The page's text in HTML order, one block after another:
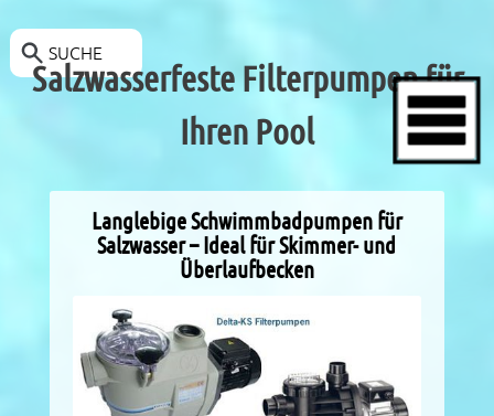
SUCHE
Salzwasserfeste Filterpumpen für
Ihren Pool
Langlebige Schwimmbadpumpen für
Salzwasser – Ideal für Skimmer- und
Überlaufbecken